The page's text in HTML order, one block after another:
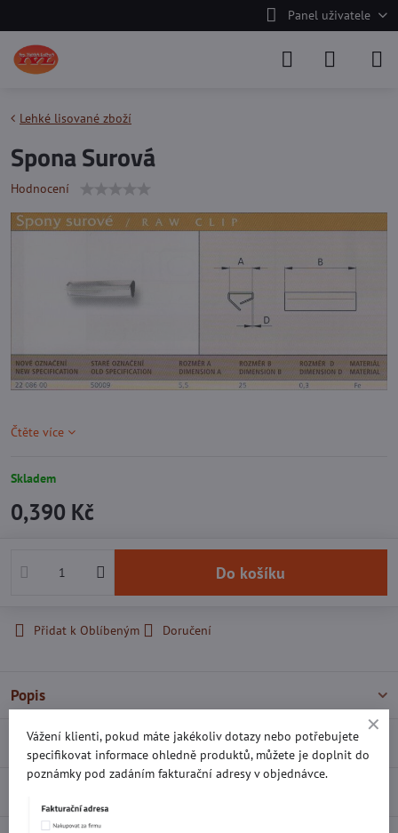
Panel uživatele
Lehké lisované zboží
Spona Surová
Hodnocení
Čtěte více
Skladem
0,390 Kč
Do košíku
Přidat k Oblíbeným Doručení
Popis
Recenze 0
Vážení klienti, pokud máte jakékoliv dotazy nebo potřebujete
specifikovat informace ohledně produktů, můžete je doplnit do
poznámky pod zadáním fakturační adresy v objednávce.